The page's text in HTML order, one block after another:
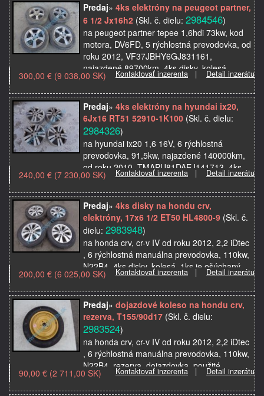
Predaj» 4ks elektróny na peugeot partner,
6 1/2 Jx16h2 (Skl. č. dielu: 2984546)
na peugeot partner tepee 1,6hdi 73kw, kod
motora, DV6FD, 5 rýchlostná prevodovka, od
roku 2012, VF37JBHY6GJ831161,
najazdené 89700km, 4ks disky, kolesá,
elektróny, letné pneumatik…
Kontaktovať inzerenta | Detail inzerátu
300,00 € (9 038,00 SK)
Predaj» 4ks elektróny na hyundai ix20,
6Jx16 RT51 52910-1K100 (Skl. č. dielu:
2984326)
na hyundai ix20 1,6 16V, 6 rýchlostná
prevodovka, 91,5kw, najazdené 140000km,
od roku 2010, TMAPU81DAEJ141713, 4ks
disky, kolesá, elektóny, je tam aj 4ks senzor
tlaku 52933-3N10…
Kontaktovať inzerenta | Detail inzerátu
240,00 € (7 230,00 SK)
Predaj» 4ks disky na hondu crv,
elektróny, 17x6 1/2 ET50 HL4800-9 (Skl. č.
dielu: 2983948)
na honda crv, cr-v IV od roku 2012, 2,2 iDtec
, 6 rýchlostná manuálna prevodovka, 110kw,
N22B4, 4ks disky, kolesá, 1ks je ošúchaný,
použité originálne autosúčiastky z
autovrakov…
Kontaktovať inzerenta | Detail inzerátu
200,00 € (6 025,00 SK)
Predaj» dojazdové koleso na hondu crv,
rezerva, T155/90d17 (Skl. č. dielu:
2983524)
na honda crv, cr-v IV od roku 2012, 2,2 iDtec
, 6 rýchlostná manuálna prevodovka, 110kw,
N22B4, rezerva, dojazdovka, použité
originálne autosúčiastky z autovrakoviska
Kontaktovať inzerenta | Detail inzerátu
90,00 € (2 711,00 SK)